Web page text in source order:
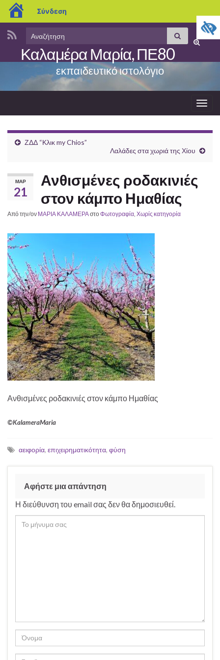
blogs.sch.gr
Σύνδεση
Search
Αναζήτηση
Καλαμέρα Μαρία, ΠΕ80
εκπαιδευτικό ιστολόγιο
ΖΔΔ “Κλικ my Chios”
Λαλάδες στα χωριά της Χίου
ΜΑΡ
21
Ανθισμένες ροδακινιές
στον κάμπο Ημαθίας
Από την/ον ΜΑΡΙΑ ΚΑΛΑΜΕΡΑστοΦωτογραφία Χωρίς κατηγορία
Ανθισμένες ροδακινιές στον κάμπο Ημαθίας
©KalameraMaria
αειφορία, επιχειρηματικότητα, φύση
Αφήστε μια απάντηση
Η διεύθυνση του email σας δεν θα δημοσιευθεί.